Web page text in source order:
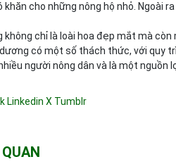
khăn cho những nông hộ nhỏ. Ngoài
không chỉ là loài hoa đẹp mắt mà
có một số thách thức, với quy
người nông dân và là một nguồn
Linkedin X Tumblr